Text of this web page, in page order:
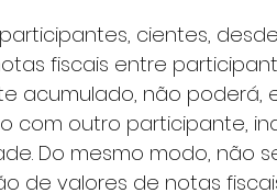
fiscais entre
acumulado, não poderá,
com outro participante,
Do mesmo modo, não
de valores de notas